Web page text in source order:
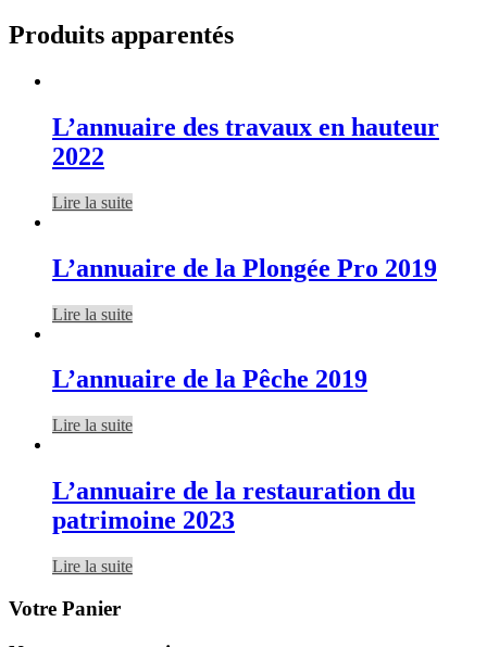
Produits apparentés
L’annuaire des travaux en hauteur
2022
Lire la suite
L’annuaire de la Plongée Pro 2019
Lire la suite
L’annuaire de la Pêche 2019
Lire la suite
L’annuaire de la restauration du
patrimoine 2023
Lire la suite
Votre Panier